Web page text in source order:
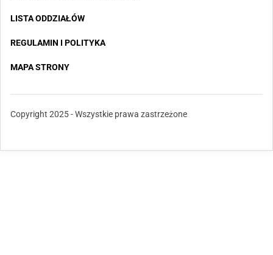
LISTA ODDZIAŁÓW
REGULAMIN I POLITYKA
MAPA STRONY
Copyright 2025 - Wszystkie prawa zastrzeżone